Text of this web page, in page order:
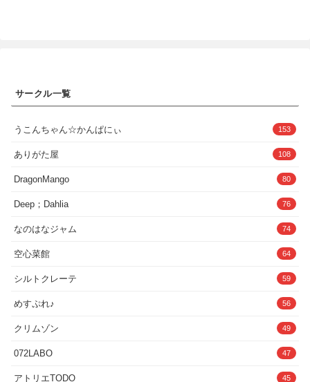
体の全てを駆使して搾り上げる。全ての
雄を速攻で堕としてきた私が。そんな私
理……っ」「何言ってるんですか。夜は
りゅ…おま○こ壊れちゃうぅ…！」「大丈
す、ほら」「んああッ――！イクッッ！
またイグぅぅうッッ！！」（こんなおち○
ぽ反則だよぉっ…！）――――――――
童貞を美味しく頂くつもりが、想定外の
になってしまい快楽堕ちの末イチャラブ
――――――――■プレイ内容フェラ・パ
イズリ・中出し・ポルチオ責め・淫語喘
ぎ・ハート喘ぎ・種付け・妊娠・連続絶
頂など基本CG13枚＋α差分込94枚（＋あ
とがき1枚宣伝イラスト3枚）イラストの
編の希望などございましたら参考に致し
す。ここまでお読みいただきありがとう
し・乳揉み・チンキス・パイズリ・ガニ
ク・駅弁ファック・アナルSEX【保健室×
全裸】・M字開脚・拘束・縄・SM・機械
姦・本番・中出し・受精・搾乳【ボテ腹
エンディング】・ウェディングドレス・
【1】教室編:38枚【2】トイレ編:28枚
【5】保健室編:43枚【6】ボテ腹:17枚
【2】トイレ編:43枚【3】プール編:41枚
【4】更衣室編:52枚【5】保健室編:38枚
【6】ボテ腹:12枚計:225枚合計:444枚■注
意事項※すべて、AI生成画像で、全員20
歳以上です。※AI生成画像ソフトで全て
作成しているため、細かい描写に違和感
ください。※こちらStable Diffusionを利
ります。※AIで生成された画像は、実在
の人物・キャラクターに類似している場
合がありますが、それは偶然の一致であ
り、一切関係がありません。※被写体は
全て成人しておりコスチュームプレイの
う。そして昔憧れた美人のお姉さんと肌
してキミは彼女を受け入れるのか、それ
ー・ー・ー・ー・ー・ー・ー・ー・ー・
ー・ー・ー・ー・【登場人物紹介】■アオ
イ「思い出して…はやく、思い出して…
あの日の約束を…私とキミの大切な思い
出を…思い出して…」夏休みに田舎に行
ったキミが出会った、不思議な雰囲気を
やかな見た目でいつも真っ白なワンピー
見た目のわりに言動が軽く〇供っぽい。
〇供の頃一緒に遊んで以来、キミは数年
間不自然に彼女との思い出を忘れてい
た。そんなある日、偶然キミの前に現れ
る。約束、そしてアオイの正体とは一
に会って気に入られてしまう。再会時は
しいと考えている。・ー・ー・ー・ー・
ー・ー・ー・ー・ー・ー・ー・ー・ー・
ー・ー・ー・ー・ー・ー・【トラック紹
サークル一覧
うこんちゃん☆かんぱにぃ 153
ありがた屋 108
DragonMango 80
Deep；Dahlia 76
なのはなジャム 74
空心菜館 64
シルトクレーテ 59
めすぷれ♪ 56
クリムゾン 49
072LABO 47
アトリエTODO 45